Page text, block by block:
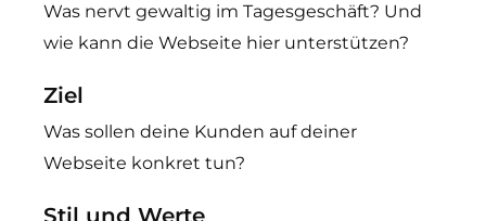
Was nervt gewaltig im Tagesgeschäft? Und
wie kann die Webseite hier unterstützen?
Ziel
Was sollen deine Kunden auf deiner
Webseite konkret tun?
Stil und Werte